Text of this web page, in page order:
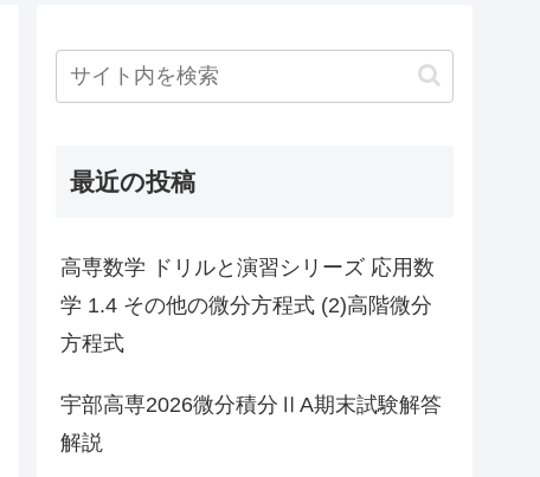
最近の投稿
高専数学 ドリルと演習シリーズ 応用数
学 1.4 その他の微分方程式 (2)高階微分
方程式
宇部高専2026微分積分ⅡA期末試験解答
解説